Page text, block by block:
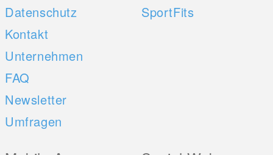
Datenschutz
Kontakt
Unternehmen
FAQ
Newsletter
Umfragen
SportFits